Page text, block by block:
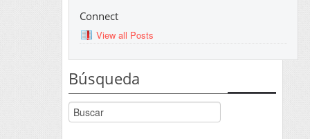
Connect
View all Posts
Búsqueda